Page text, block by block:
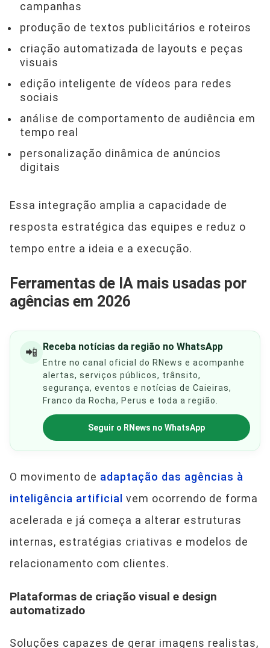
campanhas
produção de textos publicitários e roteiros
criação automatizada de layouts e peças
visuais
edição inteligente de vídeos para redes
sociais
análise de comportamento de audiência em
tempo real
personalização dinâmica de anúncios
digitais
Essa integração amplia a capacidade de
resposta estratégica das equipes e reduz o
tempo entre a ideia e a execução.
Ferramentas de IA mais usadas por
agências em 2026
📲 Receba notícias da região no WhatsApp
Entre no canal oficial do RNews e acompanhe
alertas, serviços públicos, trânsito,
segurança, eventos e notícias de Caieiras,
Franco da Rocha, Perus e toda a região.
Seguir o RNews no WhatsApp
O movimento de adaptação das agências à
inteligência artificial vem ocorrendo de forma
acelerada e já começa a alterar estruturas
internas, estratégias criativas e modelos de
relacionamento com clientes.
Plataformas de criação visual e design
automatizado
Soluções capazes de gerar imagens realistas,